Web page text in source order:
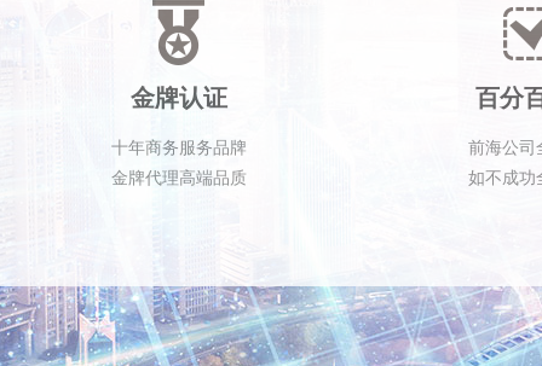
金牌认证
十年商务服务品牌
金牌代理高端品质
百分
前海公司
如不成功